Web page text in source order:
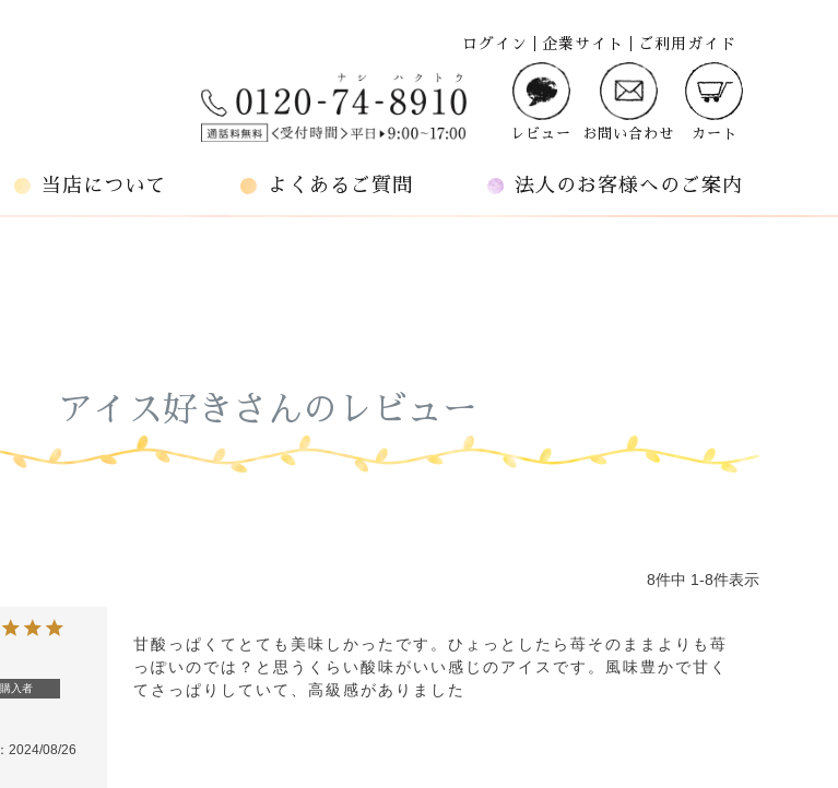
ログイン 企業サイト ご利用ガイド
レビュー お問い合わせ カート
当店について よくあるご質問 法人のお客様へのご案内
アイス好きさんのレビュー
8件中 1-8件表示
購入者
2024/08/26
甘酸っぱくてとても美味しかったです。ひょっとしたら苺そのままよりも苺
っぽいのでは？と思うくらい酸味がいい感じのアイスです。風味豊かで甘く
てさっぱりしていて、高級感がありました